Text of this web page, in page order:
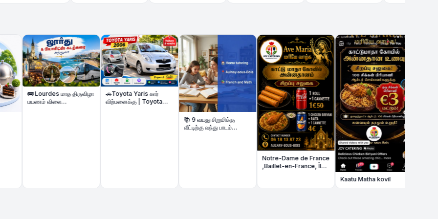
Lourdes மாத திருவிழா
பயணம் விலை
&
🚗Toyota Yaris கார்
விற்பனைக்கு | Toyota
📚 9 வயது சிறுமிக்கு
வீட்டிற்கு வந்து பாடம்
Notre-Dame de France
,Baillet-en-France, Île-
Kaatu Matha kovil
Sunday special